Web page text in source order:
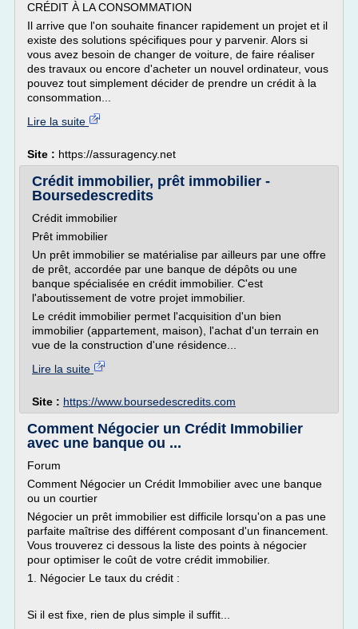
CRÉDIT À LA CONSOMMATION
Il arrive que l'on souhaite financer rapidement un projet et il
existe des solutions spécifiques pour y parvenir. Alors si
vous avez besoin de changer de voiture, de faire réaliser
des travaux ou encore d'acheter un nouvel ordinateur, vous
pouvez tout simplement décider de prendre un crédit à la
consommation...
Lire la suite
Site : https://assuragency.net
Crédit immobilier, prêt immobilier -
Boursedescredits
Crédit immobilier
Prêt immobilier
Un prêt immobilier se matérialise par ailleurs par une offre
de prêt, accordée par une banque de dépôts ou une
banque spécialisée en crédit immobilier. C'est
l'aboutissement de votre projet immobilier.
Le crédit immobilier permet l'acquisition d'un bien
immobilier (appartement, maison), l'achat d'un terrain en
vue de la construction d'une résidence...
Lire la suite
Site : https://www.boursedescredits.com
Comment Négocier un Crédit Immobilier
avec une banque ou ...
Forum
Comment Négocier un Crédit Immobilier avec une banque
ou un courtier
Négocier un prêt immobilier est difficile lorsqu'on a pas une
parfaite maîtrise des différent composant d'un financement.
Vous trouverez ci dessous la liste des points à négocier
pour optimiser le coût de votre crédit immobilier.
1. Négocier Le taux du crédit :
Si il est fixe, rien de plus simple il suffit...